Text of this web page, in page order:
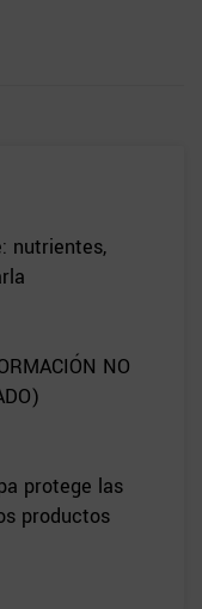
nutrientes,
NO
protege las
productos